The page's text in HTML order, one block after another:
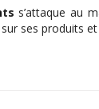
s’attaque au
ses produits